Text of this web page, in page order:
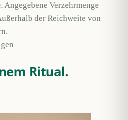
Angegebene Verzehrmenge
der Reichweite von
Ritual.